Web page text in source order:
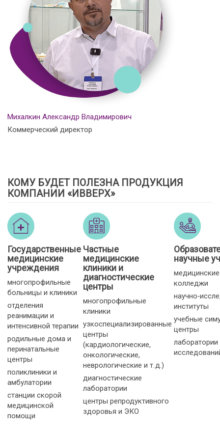
Михалкин Александр Владимирович
Коммерческий директор
КОМУ БУДЕТ ПОЛЕЗНА ПРОДУКЦИЯ
КОМПАНИИ «ИВВЕРХ»
Государственные
медицинские
учреждения
многопрофильные
больницы и клиники
отделения
реанимации и
интенсивной терапии
родильные дома и
перинатальные
центры
поликлиники и
амбулатории
станции скорой
медицинской
помощи
Частные
медицинские
клиники и
диагностические
центры
многопрофильные
клиники
узкоспециализированные
центры
(кардиологические,
онкологические,
неврологические и т. д.)
диагностические
лаборатории
центры репродуктивного
здоровья и ЭКО
научные
колледжи
институты
учебные
центры
лаборатории